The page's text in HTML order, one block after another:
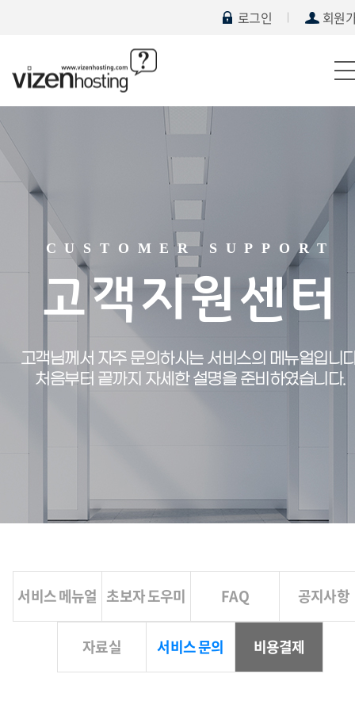
로그인 회원
CUSTOMER SUPPORT
고객지원센터
고객님께서 자주 문의하시는 서비스의 메뉴얼입니
처음부터 끝까지 자세한 설명을 준비하였습니다.
서비스 메뉴얼 초보자 도우미 FAQ 공지사항
자료실 서비스 문의 비용결제